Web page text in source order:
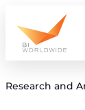
content
Research and